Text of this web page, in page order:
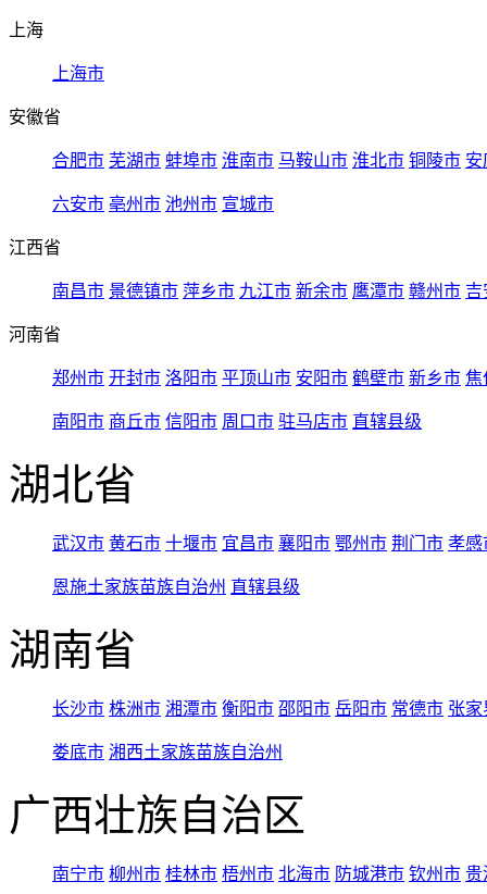
上海
上海市
安徽省
合肥市 芜湖市 蚌埠市 淮南市 马鞍山市 淮北市 铜陵市 安
六安市 亳州市 池州市 宣城市
江西省
南昌市 景德镇市 萍乡市 九江市 新余市 鹰潭市 赣州市 吉
河南省
郑州市 开封市 洛阳市 平顶山市 安阳市 鹤壁市 新乡市 焦
南阳市 商丘市 信阳市 周口市 驻马店市 直辖县级
湖北省
武汉市 黄石市 十堰市 宜昌市 襄阳市 鄂州市 荆门市 孝感
恩施土家族苗族自治州 直辖县级
湖南省
长沙市 株洲市 湘潭市 衡阳市 邵阳市 岳阳市 常德市 张家
娄底市 湘西土家族苗族自治州
广西壮族自治区
南宁市 柳州市 桂林市 梧州市 北海市 防城港市 钦州市 贵